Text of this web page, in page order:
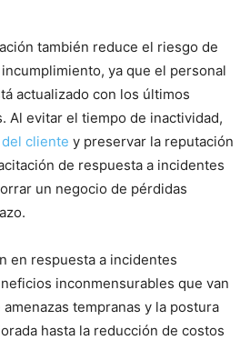
también reduce el ​riesgo de
ya⁤ que el personal
​actualizado con los últimos
Al evitar el tiempo de inactividad,
cliente y preservar la reputación
de respuesta a incidentes⁢
un negocio de pérdidas
en respuesta a incidentes
inconmensurables que ​van
tempranas y la postura
hasta la reducción de costos